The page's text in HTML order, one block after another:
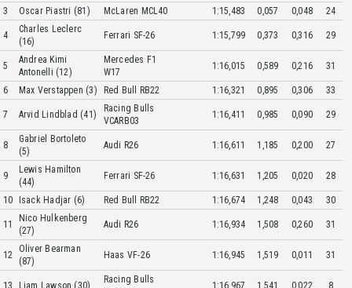
3 Oscar Piastri (81) McLaren MCL40 1:15,483 0,057 0,048 24
4
Charles Leclerc
(16)
Ferrari SF-26 1:15,799 0,373 0,316 29
5
Andrea Kimi
Antonelli (12)
Mercedes F1
W17
1:16,015 0,589 0,216 31
6 Max Verstappen (3) Red Bull RB22 1:16,321 0,895 0,306 33
7 Arvid Lindblad (41)
Racing Bulls
VCARB03
1:16,411 0,985 0,090 29
8
Gabriel Bortoleto
(5)
Audi R26 1:16,611 1,185 0,200 27
9
Lewis Hamilton
(44)
Ferrari SF-26 1:16,631 1,205 0,020 28
10 Isack Hadjar (6) Red Bull RB22 1:16,674 1,248 0,043 30
11
Nico Hulkenberg
(27)
Audi R26 1:16,934 1,508 0,260 31
12
Oliver Bearman
(87)
Haas VF-26 1:16,945 1,519 0,011 31
13 Liam Lawson (30)
Racing Bulls
1:16,967 1,541 0,022 8